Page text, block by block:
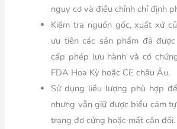
nguy cơ và điều chỉnh chỉ định
Kiểm tra nguồn gốc, xuất xứ
ưu tiên các sản phẩm đã
cấp phép lưu hành và có
FDA Hoa Kỳ hoặc CE châu Âu.
Sử dụng liều lượng phù hợp
nhưng vẫn giữ được biểu cảm
trạng đơ cứng hoặc mất cân đối.